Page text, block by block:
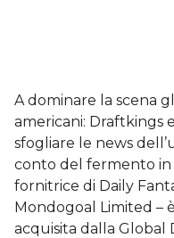
A dominare la scena
americani: Draftkings
sfogliare le news
conto del fermento in
fornitrice di Daily
Mondogoal Limited –
acquisita dalla Global